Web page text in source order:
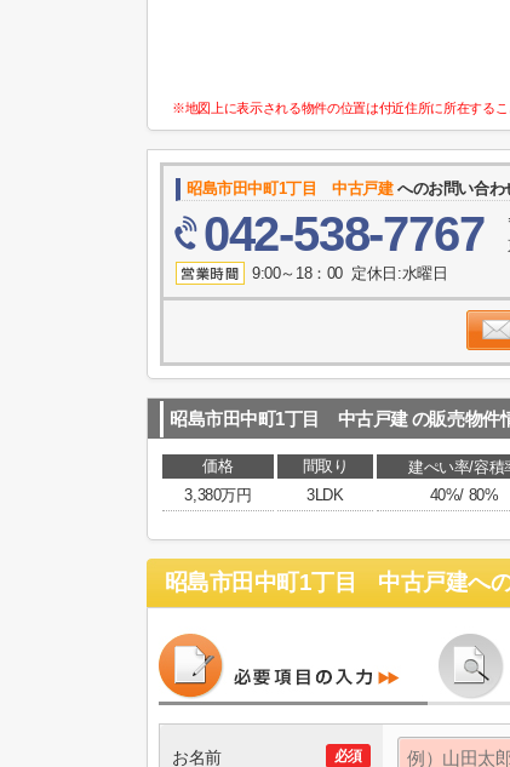
※地図上に表示される物件の位置は付近住所に所在する
昭島市田中町1丁目 中古戸建へのお問い合わ
042-538-7767
9:00～18：00 定休日:水曜日
昭島市田中町1丁目 中古戸建の販売物件
価格 間取り 建ぺい率/容積
3,380万円
3LDK 40%/ 80%
昭島市田中町1丁目 中古戸建へ
必須
お名前